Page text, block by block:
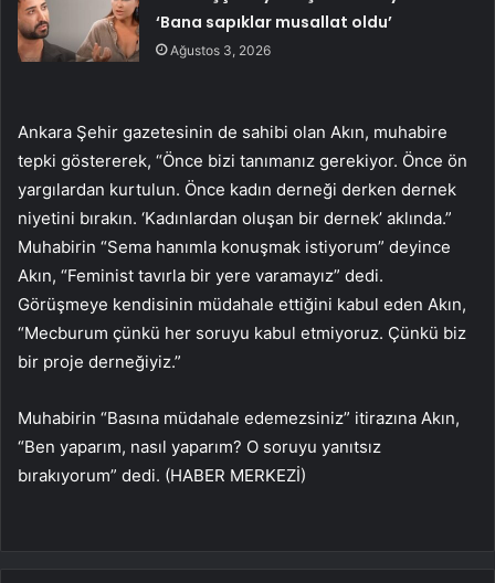
‘Bana sapıklar musallat oldu’
Ağustos 3, 2026
Ankara Şehir gazetesinin de sahibi olan Akın, muhabire
tepki göstererek, “Önce bizi tanımanız gerekiyor. Önce ön
yargılardan kurtulun. Önce kadın derneği derken dernek
niyetini bırakın. ‘Kadınlardan oluşan bir dernek’ aklında.”
Muhabirin “Sema hanımla konuşmak istiyorum” deyince
Akın, “Feminist tavırla bir yere varamayız” dedi.
Görüşmeye kendisinin müdahale ettiğini kabul eden Akın,
“Mecburum çünkü her soruyu kabul etmiyoruz. Çünkü biz
bir proje derneğiyiz.”
Muhabirin “Basına müdahale edemezsiniz” itirazına Akın,
“Ben yaparım, nasıl yaparım? O soruyu yanıtsız
bırakıyorum” dedi. (HABER MERKEZİ)